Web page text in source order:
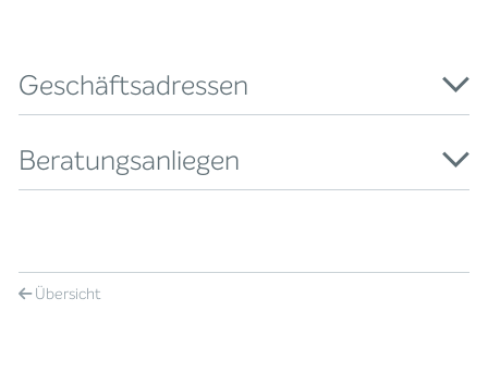
Geschäftsadressen
Beratungsanliegen
Übersicht